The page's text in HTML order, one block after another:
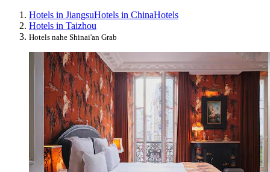
Hotels in JiangsuHotels in ChinaHotels
Hotels in Taizhou
Hotels nahe Shinai'an Grab